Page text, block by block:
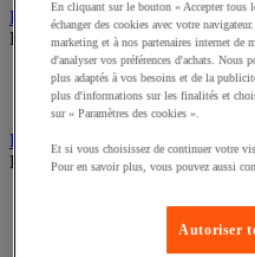
Rééducation et réadaptation
Découvrez ce groupe de produits
Électrostimulation et
Rééducation
Bac de rétention et matériel de
Découvrez ce groupe de produits
Support de soutirage pour
Conteneur et bungalow
En cliquant sur le bouton « Accepter tous
échanger des cookies avec votre
marketing et à nos partenaires internet de
d'analyser vos préférences d'achats. Nous
plus adaptés à vos besoins et de la
plus d'informations sur les finalités et
sur « Paramètres des cookies ».
Et si vous choisissez de continuer votre
Pour en savoir plus, vous pouvez aussi
Autoriser